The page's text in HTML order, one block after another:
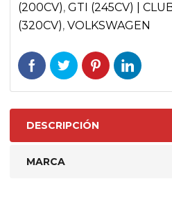
|
HD22VWG8-
TM
cantidad
(200CV), GTI (245CV) |
(320CV), VOLKSWAGEN
DESCRIPCIÓN
MARCA